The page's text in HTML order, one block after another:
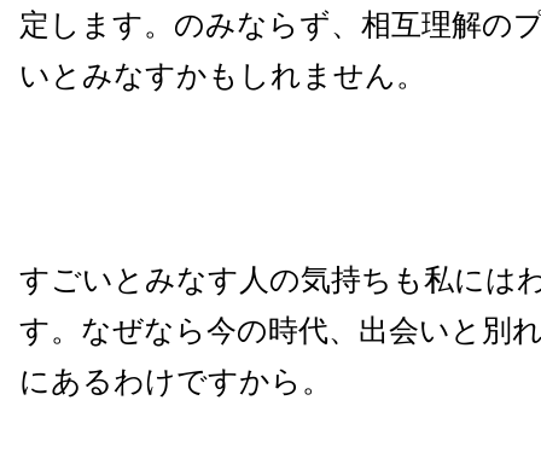
定します。のみならず、相互理解の
いとみなすかもしれません。
すごいとみなす人の気持ちも私には
す。なぜなら今の時代、出会いと別
にあるわけですから。